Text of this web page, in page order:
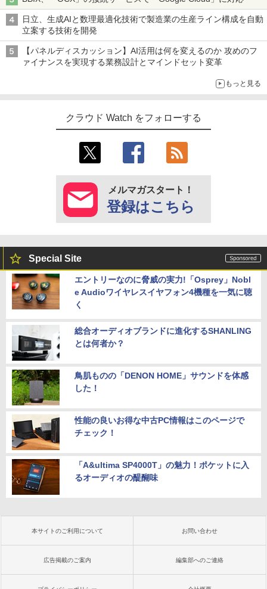
日立、生成AIと数理最適化技術で製造業の生産ライン構成を自動
立案する技術を開発
【パネルディスカッション】AI活用は何を変えるのか 攻めのフ
ァイナンスを実現する業務設計とマインドセット変革
もっと見る
クラウド Watch をフォローする
メルマガスタート！
登録はこちら
Special Site
エントリーなのに脅威の実力!「Osprey」Nobl
e Audioワイヤレスイヤフォン4機種を一気に聴
く
総合オーディオブランドに進化するSHANLING
とは何者か？
鳥肌ものの「DENON HOME」サウンドを体感
した！
性能の良いお得な中古PC情報はこのページで
チェック！
「A&ultima SP4000T」の魅力！ポケットに入
るオーディオの醍醐味
本サイトのご利用について お問い合わせ
広告掲載のご案内 編集部へのご連絡